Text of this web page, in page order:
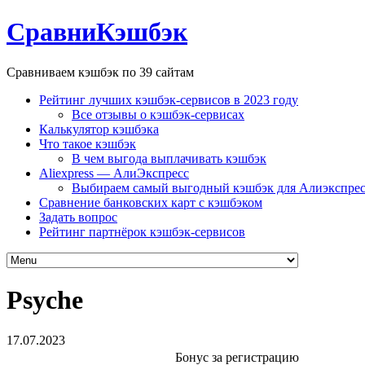
СравниКэшбэк
Сравниваем кэшбэк по 39 сайтам
Рейтинг лучших кэшбэк-сервисов в 2023 году
Все отзывы о кэшбэк-сервисах
Калькулятор кэшбэка
Что такое кэшбэк
В чем выгода выплачивать кэшбэк
Aliexpress — АлиЭкспресс
Выбираем самый выгодный кэшбэк для
Сравнение банковских карт с кэшбэком
Задать вопрос
Рейтинг партнёрок кэшбэк-сервисов
Psyche
17.07.2023
Бонус за регистрацию